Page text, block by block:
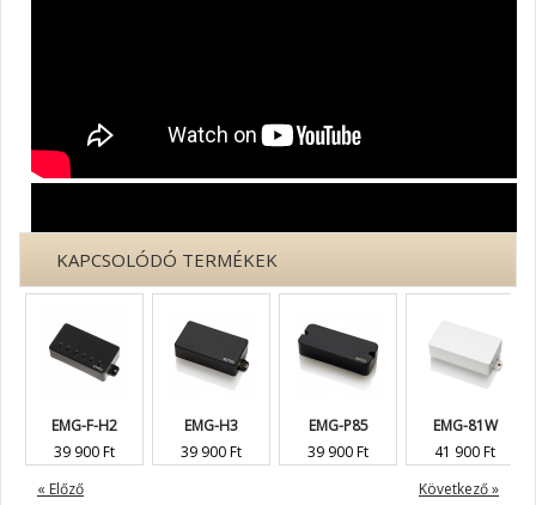
KAPCSOLÓDÓ TERMÉKEK
« Előző
EMG-F-H2
39 900 Ft
EMG-H3
39 900 Ft
EMG-P85
39 900 Ft
EMG-81W
41 900 Ft
Következő »